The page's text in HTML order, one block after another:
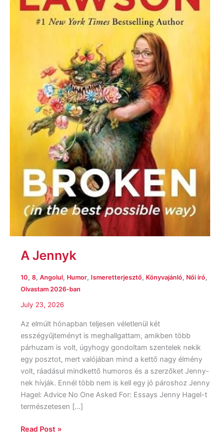
A Jennyk
10, 8, Angolul, Humor, Ismeretterjesztő, Könyvajánló, Női író,
Olvastam 2026-ban
July 23, 2026
Az elmúlt hónapban teljesen véletlenül két
esszégyűjteményt is meghallgattam, amikben több
párhuzam is volt, úgyhogy gondoltam szentelek nekik
egy posztot, mert valójában mind a kettő nagy élmény
volt, ráadásul mindkettő humoros és a szerzőket Jenny-
nek hívják. Ennél több nem is kell egy jó pároshoz Jenny
Hagel: Advice No One Asked For: Essays Jenny Hagel-t
természetesen […]
Read Post »